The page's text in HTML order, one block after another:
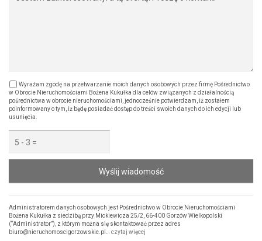
Wyrażam zgodę na przetwarzanie moich danych osobowych przez firmę Pośrednictwo
w Obrocie Nieruchomościami Bożena Kukułka dla celów związanych z działalnością
pośrednictwa w obrocie nieruchomościami, jednocześnie potwierdzam, iż zostałem
poinformowany o tym, iż będę posiadać dostęp do treści swoich danych do ich edycji lub
usunięcia.
Wyślij wiadomość
Administratorem danych osobowych jest Pośrednictwo w Obrocie Nieruchomościami
Bożena Kukułka z siedzibą przy Mickiewicza 25/2, 66-400 Gorzów Wielkopolski
(“Administrator”), z którym można się skontaktować przez adres
biuro@nieruchomoscigorzowskie.pl… czytaj więcej